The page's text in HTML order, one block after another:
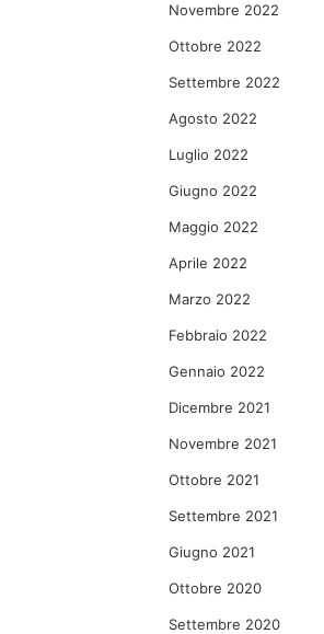
Novembre 2022
Ottobre 2022
Settembre 2022
Agosto 2022
Luglio 2022
Giugno 2022
Maggio 2022
Aprile 2022
Marzo 2022
Febbraio 2022
Gennaio 2022
Dicembre 2021
Novembre 2021
Ottobre 2021
Settembre 2021
Giugno 2021
Ottobre 2020
Settembre 2020